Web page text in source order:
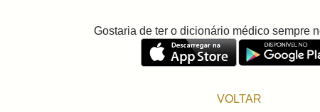
Gostaria de ter o dicionário médico sempre
VOLTAR